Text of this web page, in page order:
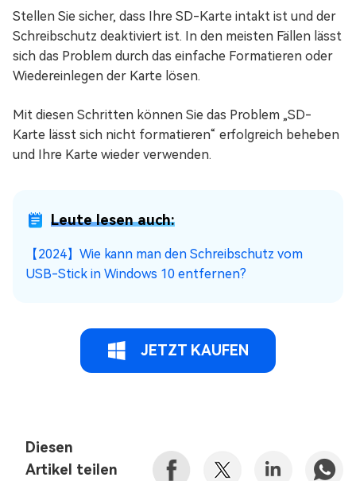
Stellen Sie sicher, dass Ihre SD-Karte intakt ist und der
Schreibschutz deaktiviert ist. In den meisten Fällen lässt
sich das Problem durch das einfache Formatieren oder
Wiedereinlegen der Karte lösen.
Mit diesen Schritten können Sie das Problem „SD-
Karte lässt sich nicht formatieren“ erfolgreich beheben
und Ihre Karte wieder verwenden.
Leute lesen auch:
【2024】Wie kann man den Schreibschutz vom
USB-Stick in Windows 10 entfernen?
JETZT KAUFEN
Diesen
Artikel teilen